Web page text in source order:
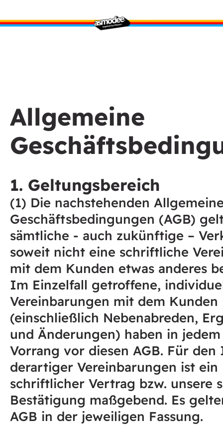
Allgemeine
1. Geltungsbereich
(1) Die nachstehenden
Geschäftsbedingungen (AGB)
sämtliche - auch zukünftige –
soweit nicht eine schriftliche
mit dem Kunden etwas anderes
Im Einzelfall getroffene,
Vereinbarungen mit dem Kunden
(einschließlich Nebenabreden,
und Änderungen) haben in
Vorrang vor diesen AGB. Für
derartiger Vereinbarungen ist ein
schriftlicher Vertrag bzw. unsere
Bestätigung maßgebend. Es
AGB in der jeweiligen Fassung.